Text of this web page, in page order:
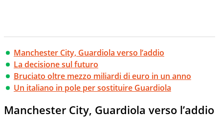
Manchester City, Guardiola verso l’addio
La decisione sul futuro
Bruciato oltre mezzo miliardi di euro in un anno
Un italiano in pole per sostituire Guardiola
Manchester City, Guardiola verso l’addio